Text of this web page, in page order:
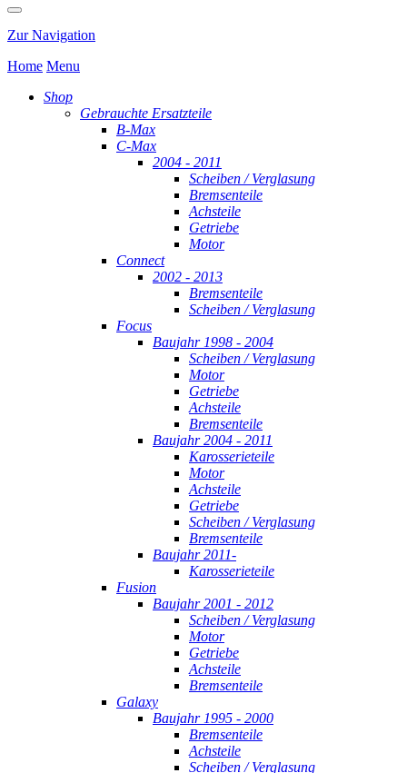
Zur Navigation
Home Menu
Shop
Gebrauchte Ersatzteile
B-Max
C-Max
2004 - 2011
Scheiben / Verglasung
Bremsenteile
Achsteile
Getriebe
Motor
Connect
2002 - 2013
Bremsenteile
Scheiben / Verglasung
Focus
Baujahr 1998 - 2004
Scheiben / Verglasung
Motor
Getriebe
Achsteile
Bremsenteile
Baujahr 2004 - 2011
Karosserieteile
Motor
Achsteile
Getriebe
Scheiben / Verglasung
Bremsenteile
Baujahr 2011-
Karosserieteile
Fusion
Baujahr 2001 - 2012
Scheiben / Verglasung
Motor
Getriebe
Achsteile
Bremsenteile
Galaxy
Baujahr 1995 - 2000
Bremsenteile
Achsteile
Scheiben / Verglasung